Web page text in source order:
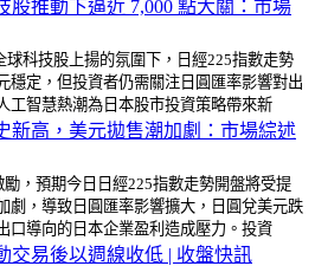
股推動下逼近 7,000 點大關：市場
科技股上揚的氛圍下，日經225指數走勢
穩定，但投資者仍需關注日圓匯率影響對出
工智慧熱潮為日本股市投資策略帶來新
新高，美元拋售潮加劇：市場綜述
，預期今日日經225指數走勢開盤將受提
劇，導致日圓匯率影響擴大，日圓兌美元跌
口導向的日本企業盈利造成壓力。投資
交易後以週線收低 | 收盤快訊